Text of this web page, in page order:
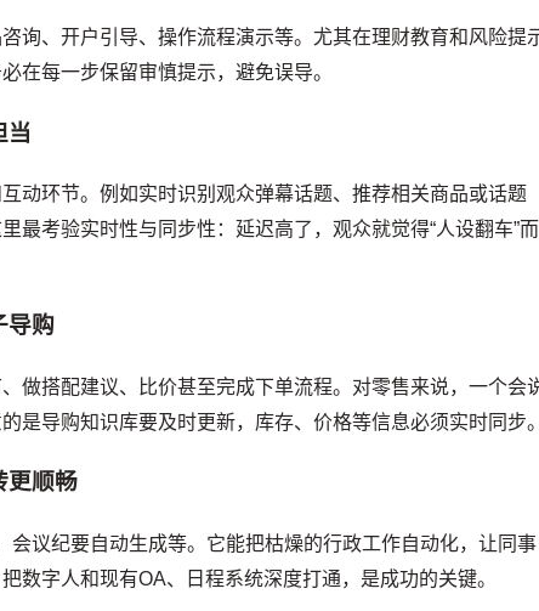
询、开户引导、操作流程演示等。尤其在理财教育和风险提
在每一步保留审慎提示，避免误导。
当
动环节。例如实时识别观众弹幕话题、推荐相关商品或话题
最考验实时性与同步性：延迟高了，观众就觉得“人设翻车”而
导购
做搭配建议、比价甚至完成下单流程。对零售来说，一个会
是导购知识库要及时更新，库存、价格等信息必须实时同步
顺畅
议纪要自动生成等。它能把枯燥的行政工作自动化，让同事
数字人和现有OA、日程系统深度打通，是成功的关键。